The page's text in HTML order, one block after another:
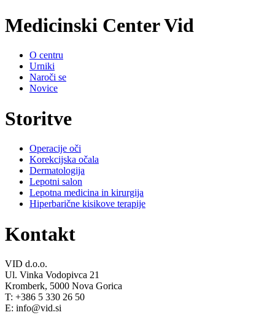
Medicinski Center Vid
O centru
Urniki
Naroči se
Novice
Storitve
Operacije oči
Korekcijska očala
Dermatologija
Lepotni salon
Lepotna medicina in kirurgija
Hiperbarične kisikove terapije
Kontakt
VID d.o.o.
Ul. Vinka Vodopivca 21
Kromberk, 5000 Nova Gorica
T: +386 5 330 26 50
E: info@vid.si